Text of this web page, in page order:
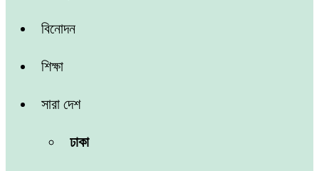
বিনোদন
শিক্ষা
সারা দেশ
ঢাকা